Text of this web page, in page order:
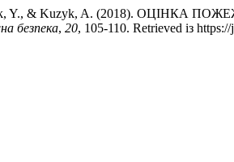
Y., & Kuzyk, A. (2018).
безпека, 20, 105-110. Retrieved із